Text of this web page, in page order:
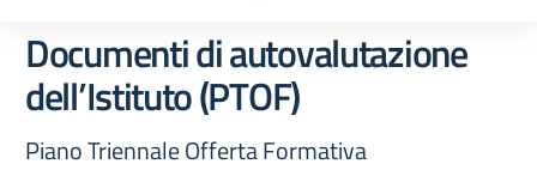
Documenti di autovalutazione
dell’Istituto (PTOF)
Piano Triennale Offerta Formativa